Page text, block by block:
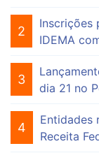
2
Inscrições
IDEMA
3
dia 21 no
4
Entidades
Receita